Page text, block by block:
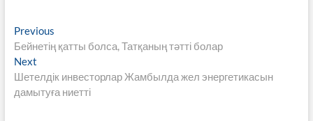
Навигация
по
записям
PreviousPrevious
post:
Бейнетің қатты болса, Татқаның тәтті болар
NextNext
post:
Шетелдік инвесторлар Жамбылда жел энергетикасын
дамытуға ниетті